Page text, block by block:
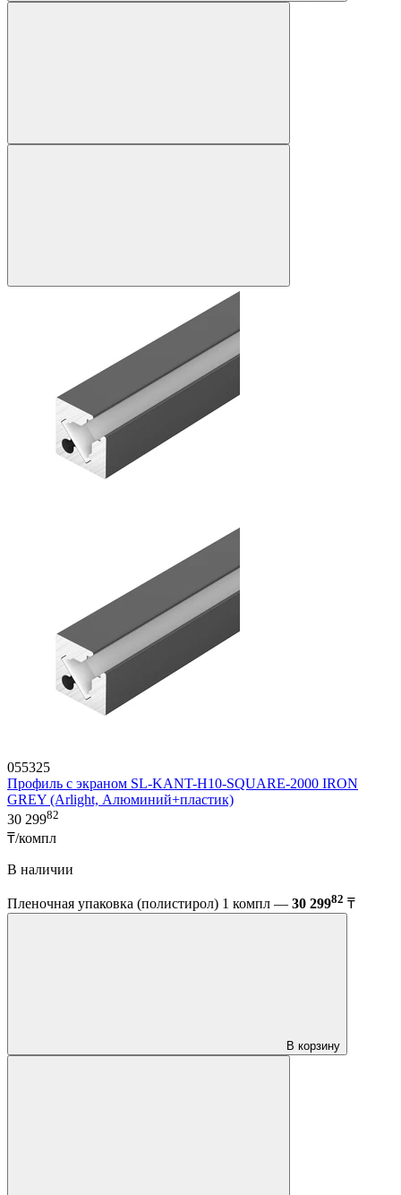
055325
Профиль с экраном SL-KANT-H10-SQUARE-2000 IRON
GREY (Arlight, Алюминий+пластик)
30 29982
₸/компл
В наличии
Пленочная упаковка (полистирол) 1 компл — 30 29982 ₸
В корзину